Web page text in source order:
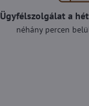
Ügyfélszolgálat a
néhány percen